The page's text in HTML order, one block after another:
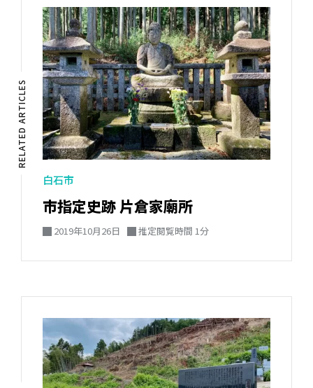
RELATED ARTICLES
白石市
市指定史跡 片倉家廟所
2019年10月26日 推定閲覧時間 1分